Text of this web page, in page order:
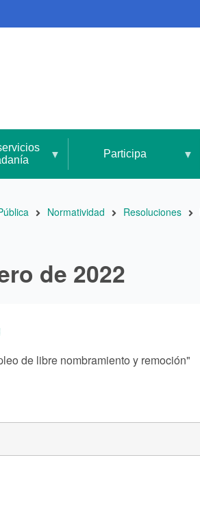
Participa
Normatividad Resoluciones
de 2022
de libre nombramiento y remoción"